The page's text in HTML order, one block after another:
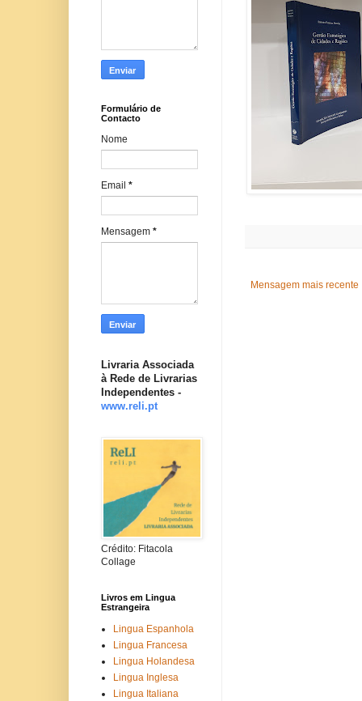
Mensagem mais recente
Formulário de
Contacto
Nome
Email *
Mensagem *
Livraria Associada
à Rede de Livrarias
Independentes -
www.reli.pt
Crédito: Fitacola
Collage
Livros em Lingua
Estrangeira
Lingua Espanhola
Lingua Francesa
Lingua Holandesa
Lingua Inglesa
Lingua Italiana